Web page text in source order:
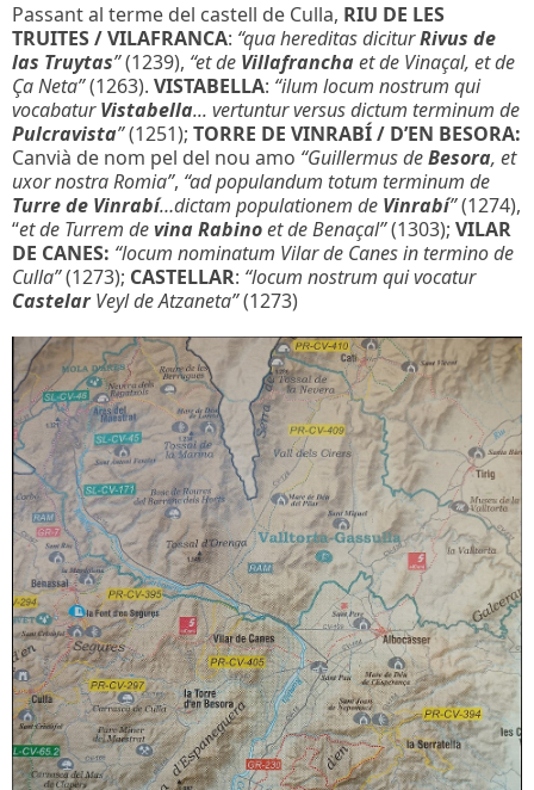
Passant al terme del castell de Culla, RIU DE LES
TRUITES / VILAFRANCA: “qua hereditas diciturRivus de
las Truytas”(1239), “et de Villafranchaet de Vinaçal, et de
Ça Neta”(1263). VISTABELLA: “ilum locum nostrum qui
vocabaturVistabella... vertuntur versus dictum terminum de
Pulcravista”(1251); TORRE DE VINRABÍ / D’EN BESORA:
Canvià de nom pel del nou amo “Guillermus deBesora, et
uxor nostra Romia”, “ad populandum totum terminum de
Turre de Vinrabí…dictam populationem de Vinrabí”(1274),
“et de Turrem devina Rabinoet de Benaçal”(1303); VILAR
DE CANES: “locum nominatum Vilar de Canes in termino de
Culla”(1273); CASTELLAR: “locum nostrum qui vocatur
CastelarVeyl de Atzaneta”(1273)